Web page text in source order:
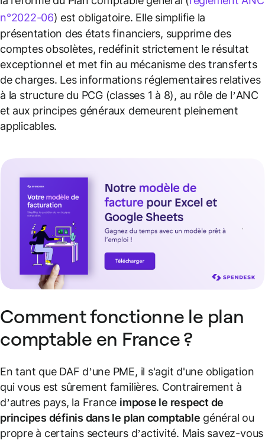
n°2022-06) est obligatoire. Elle simplifie la
présentation des états financiers, supprime des
comptes obsolètes, redéfinit strictement le résultat
exceptionnel et met fin au mécanisme des transferts
de charges. Les informations réglementaires relatives
à la structure du PCG (classes 1 à 8), au rôle de l’ANC
et aux principes généraux demeurent pleinement
applicables.
Comment fonctionne le plan
comptable en France ?
En tant que DAF d’une PME, il s'agit d'une obligation
qui vous est sûrement familières. Contrairement à
d’autres pays, la France impose le respect de
principes définis dans le plan comptable général ou
propre à certains secteurs d’activité. Mais savez-vous